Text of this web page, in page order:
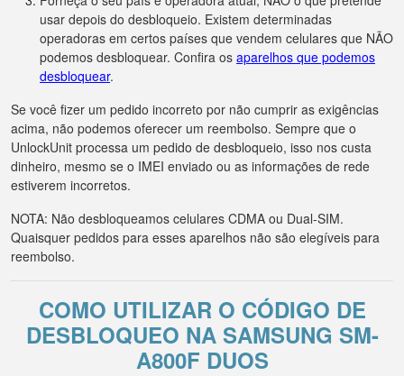
usar depois do desbloqueio. Existem determinadas
operadoras em certos países que vendem celulares que NÃO
podemos desbloquear. Confira os aparelhos que podemos
desbloquear.
Se você fizer um pedido incorreto por não cumprir as exigências
acima, não podemos oferecer um reembolso. Sempre que o
UnlockUnit processa um pedido de desbloqueio, isso nos custa
dinheiro, mesmo se o IMEI enviado ou as informações de rede
estiverem incorretos.
NOTA: Não desbloqueamos celulares CDMA ou Dual-SIM.
Quaisquer pedidos para esses aparelhos não são elegíveis para
reembolso.
COMO UTILIZAR O CÓDIGO DE
DESBLOQUEO NA SAMSUNG SM-
A800F DUOS